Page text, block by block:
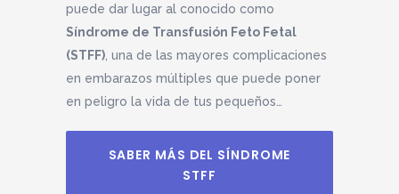
puede dar lugar al conocido como
Síndrome de Transfusión Feto Fetal
(STFF) , una de las mayores complicaciones
en embarazos múltiples que puede poner
en peligro la vida de tus pequeños…
SABER MÁS DEL SÍNDROME
STFF